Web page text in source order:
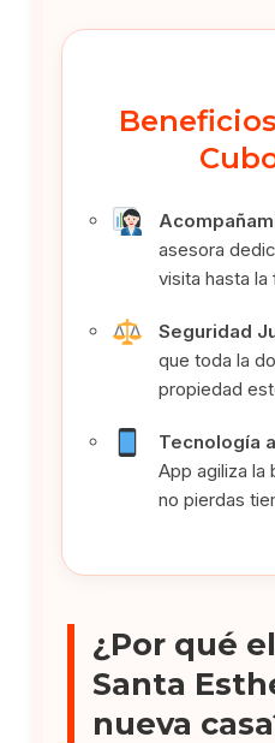
asesora
visita hasta la
Seguridad
que toda la
propiedad
Tecnología
App agiliza la
no pierdas
¿Por qué
Santa
nueva